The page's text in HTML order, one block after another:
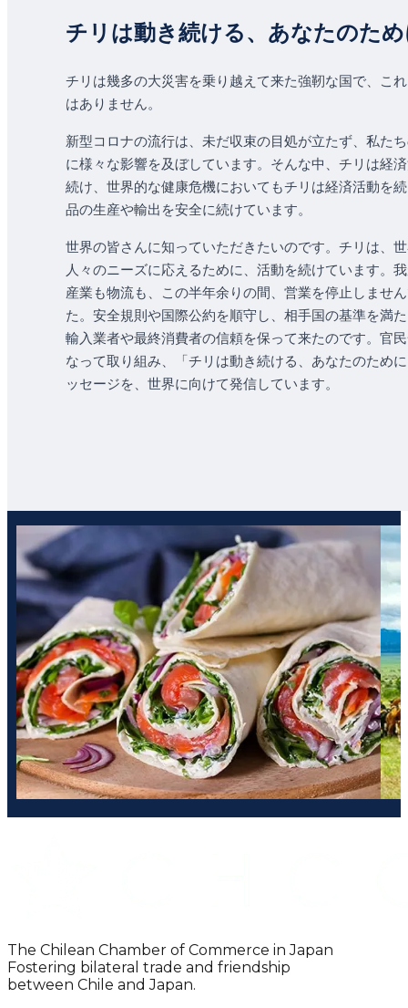
チリは動き続ける、あなたのた
チリは幾多の大災害を乗り越えて来た強靭な国で、こ
はありません。
新型コロナの流行は、未だ収束の目処が立たず、私た
に様々な影響を及ぼしています。そんな中、チリは経
続け、世界的な健康危機においてもチリは経済活動を
品の生産や輸出を安全に続けています。
世界の皆さんに知っていただきたいのです。チリは、
人々のニーズに応えるために、活動を続けています。
産業も物流も、この半年余りの間、営業を停止しませ
た。安全規則や国際公約を順守し、相手国の基準を満
輸入業者や最終消費者の信頼を保って来たのです。官
なって取り組み、「チリは動き続ける、あなたのため
ッセージを、世界に向けて発信しています。
The Chilean Chamber of Commerce in Japan
Fostering bilateral trade and friendship
between Chile and Japan.